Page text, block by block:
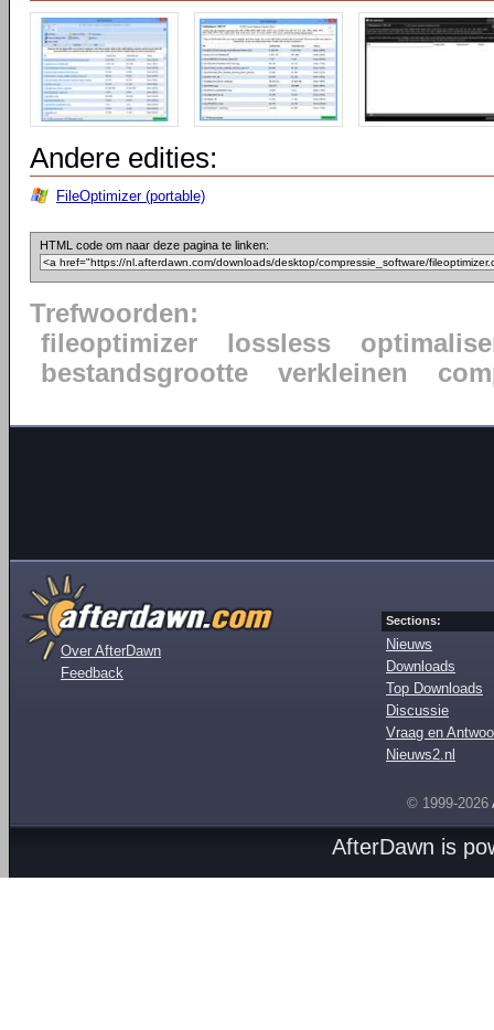
Andere edities:
FileOptimizer (portable)
HTML code om naar deze pagina te linken:
Trefwoorden:
fileoptimizer
lossless
bestandsgrootte
verkleinen
Over AfterDawn
Feedback
Sections:
Nieuws
Downloads
Top Downloads
Discussie
Vraag en
Nieuws2.nl
© 1999-2026
AfterDawn is